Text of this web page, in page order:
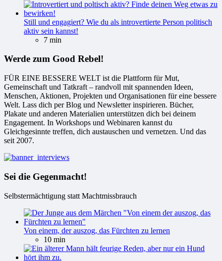
Still und engagiert? Wie du als introvertierte Person politisch
aktiv sein kannst!
7 min
Werde zum Good Rebel!
FÜR EINE BESSERE WELT ist die Plattform für Mut,
Gemeinschaft und Tatkraft – randvoll mit spannenden Ideen,
Menschen, Aktionen, Projekten und Organisationen für eine bessere
Welt. Lass dich per Blog und Newsletter inspirieren. Bücher,
Plakate und anderen Materialien unterstützen dich bei deinem
Engagement. In Workshops und Webinaren kannst du
Gleichgesinnte treffen, dich austauschen und vernetzen. Und das
seit 2007.
Sei die Gegenmacht!
Selbstermächtigung statt Machtmissbrauch
Von einem, der auszog, das Fürchten zu lernen
10 min